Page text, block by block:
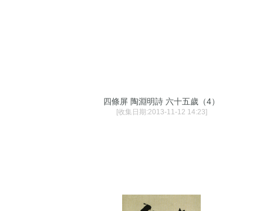
四條屏 陶淵明詩 六十五歲（4）
[收集日期:2013-11-12 14:23]